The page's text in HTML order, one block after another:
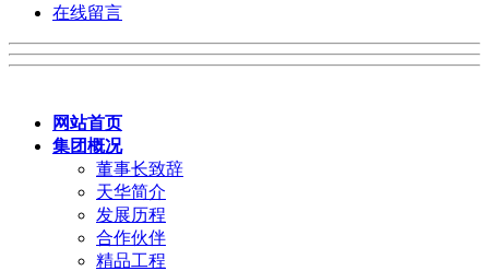
在线留言
网站首页
集团概况
董事长致辞
天华简介
发展历程
合作伙伴
精品工程